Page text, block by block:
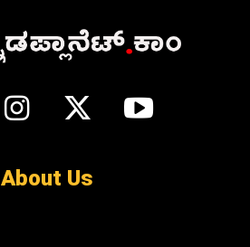
About Us